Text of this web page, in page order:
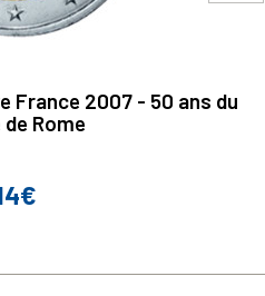
France 2007 - 50 ans du
Rome